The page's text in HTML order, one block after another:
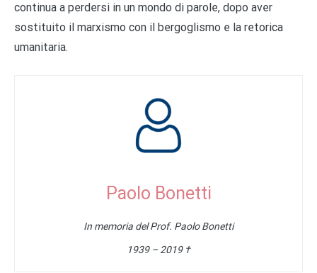
continua a perdersi in un mondo di parole, dopo aver
sostituito il marxismo con il bergoglismo e la retorica
umanitaria.
Paolo Bonetti
In memoria del Prof. Paolo Bonetti
1939 – 2019 †